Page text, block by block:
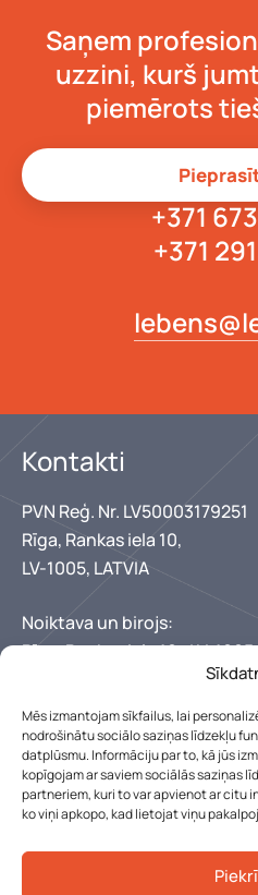
Mēs izmantojam sīkfailus, lai
nodrošinātu sociālo saziņas līdzekļu
datplūsmu. Informāciju par to, kā jūs
kopīgojam ar saviem sociālās saziņas
partneriem, kuri to var apvienot ar citu
ko viņi apkopo, kad lietojat viņu
Saņem
uzzini, kurš
piemērots
+371
+371
Kontakti
PVN Reģ. Nr. LV50003179251
Rīga, Rankas iela 10,
LV-1005, LATVIA
Noiktava un birojs:
Rīga, Rankas iela 10,, LV-1005
+371 29150222
lebens@lebens.lv
Mūsu darba laiks
Pirmdiena - piektdiena: 8:00 -